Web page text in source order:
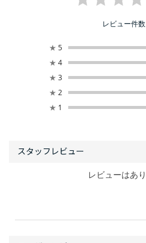
レビュー件
★ 5
★ 4
★ 3
★ 2
★ 1
レビューはあ